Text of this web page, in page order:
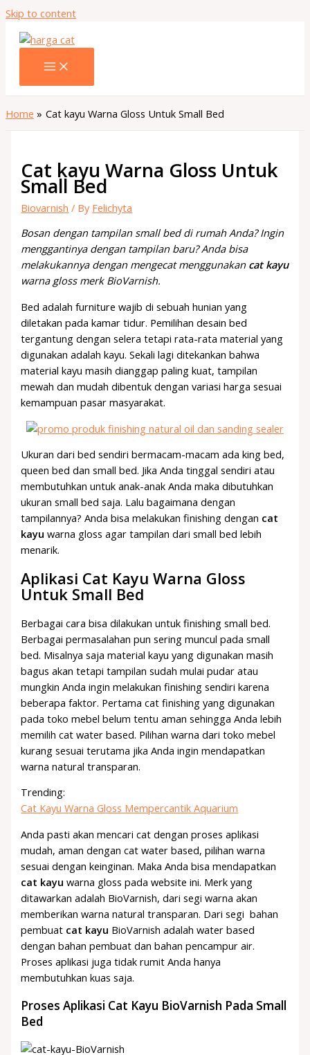
Skip to content
Home Cat kayu Warna Gloss Untuk Small Bed
Cat kayu Warna Gloss Untuk
Small Bed
Biovarnish / By Felichyta
Bosan dengan tampilan small bed di rumah Anda? Ingin
menggantinya dengan tampilan baru? Anda bisa
melakukannya dengan mengecat menggunakan cat kayu
warna gloss merk BioVarnish.
Bed adalah furniture wajib di sebuah hunian yang
diletakan pada kamar tidur. Pemilihan desain bed
tergantung dengan selera tetapi rata-rata material yang
digunakan adalah kayu. Sekali lagi ditekankan bahwa
material kayu masih dianggap paling kuat, tampilan
mewah dan mudah dibentuk dengan variasi harga sesuai
kemampuan pasar masyarakat.
Ukuran dari bed sendiri bermacam-macam ada king bed,
queen bed dan small bed. Jika Anda tinggal sendiri atau
membutuhkan untuk anak-anak Anda maka dibutuhkan
ukuran small bed saja. Lalu bagaimana dengan
tampilannya? Anda bisa melakukan finishing dengan cat
kayu warna gloss agar tampilan dari small bed lebih
menarik.
Aplikasi Cat Kayu Warna Gloss
Untuk Small Bed
Berbagai cara bisa dilakukan untuk finishing small bed.
Berbagai permasalahan pun sering muncul pada small
bed. Misalnya saja material kayu yang digunakan masih
bagus akan tetapi tampilan sudah mulai pudar atau
mungkin Anda ingin melakukan finishing sendiri karena
beberapa faktor. Pertama cat finishing yang digunakan
pada toko mebel belum tentu aman sehingga Anda lebih
memilih cat water based. Pilihan warna dari toko mebel
kurang sesuai terutama jika Anda ingin mendapatkan
warna natural transparan.
Trending:
Cat Kayu Warna Gloss Mempercantik Aquarium
Anda pasti akan mencari cat dengan proses aplikasi
mudah, aman dengan cat water based, pilihan warna
sesuai dengan keinginan. Maka Anda bisa mendapatkan
cat kayu warna gloss pada website ini. Merk yang
ditawarkan adalah BioVarnish, dari segi warna akan
memberikan warna natural transparan. Dari segi bahan
pembuat cat kayu BioVarnish adalah water based
dengan bahan pembuat dan bahan pencampur air.
Proses aplikasi juga tidak rumit Anda hanya
membutuhkan kuas saja.
Proses Aplikasi Cat Kayu BioVarnish Pada Small
Bed